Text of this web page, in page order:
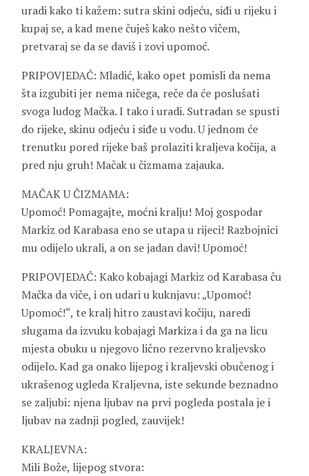
uradi kako ti kažem: sutra skini odjeću, siđi u rijeku i
kupaj se, a kad mene čuješ kako nešto vičem,
pretvaraj se da se daviš i zovi upomoć.
PRIPOVJEDAČ: Mladić, kako opet pomisli da nema
šta izgubiti jer nema ničega, reče da će poslušati
svoga ludog Mačka. I tako i uradi. Sutradan se spusti
do rijeke, skinu odjeću i siđe u vodu. U jednom će
trenutku pored rijeke baš prolaziti kraljeva kočija, a
pred nju gruh! Mačak u čizmama zajauka.
MAČAK U ČIZMAMA:
Upomoć! Pomagajte, moćni kralju! Moj gospodar
Markiz od Karabasa eno se utapa u rijeci! Razbojnici
mu odijelo ukrali, a on se jadan davi! Upomoć!
PRIPOVJEDAČ: Kako kobajagi Markiz od Karabasa ču
Mačka da viče, i on udari u kuknjavu: „Upomoć!
Upomoć!“, te kralj hitro zaustavi kočiju, naredi
slugama da izvuku kobajagi Markiza i da ga na licu
mjesta obuku u njegovo lično rezervno kraljevsko
odijelo. Kad ga onako lijepog i kraljevski obučenog i
ukrašenog ugleda Kraljevna, iste sekunde beznadno
se zaljubi: njena ljubav na prvi pogleda postala je i
ljubav na zadnji pogled, zauvijek!
KRALJEVNA:
Mili Bože, lijepog stvora: